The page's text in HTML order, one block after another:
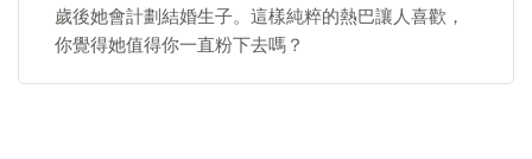
歲後她會計劃結婚生子。這樣純粹的熱巴讓人喜歡，
你覺得她值得你一直粉下去嗎？